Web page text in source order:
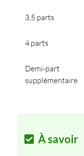
3,5 parts
4 parts
Demi-part
supplémentaire
À savoir